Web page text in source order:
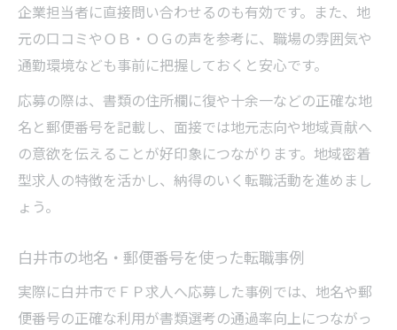
企業担当者に直接問い合わせるのも有効です。また、地
元の口コミやＯＢ・ＯＧの声を参考に、職場の雰囲気や
通勤環境なども事前に把握しておくと安心です。
応募の際は、書類の住所欄に復や十余一などの正確な地
名と郵便番号を記載し、面接では地元志向や地域貢献へ
の意欲を伝えることが好印象につながります。地域密着
型求人の特徴を活かし、納得のいく転職活動を進めまし
ょう。
白井市の地名・郵便番号を使った転職事例
実際に白井市でＦＰ求人へ応募した事例では、地名や郵
便番号の正確な利用が書類選考の通過率向上につながっ